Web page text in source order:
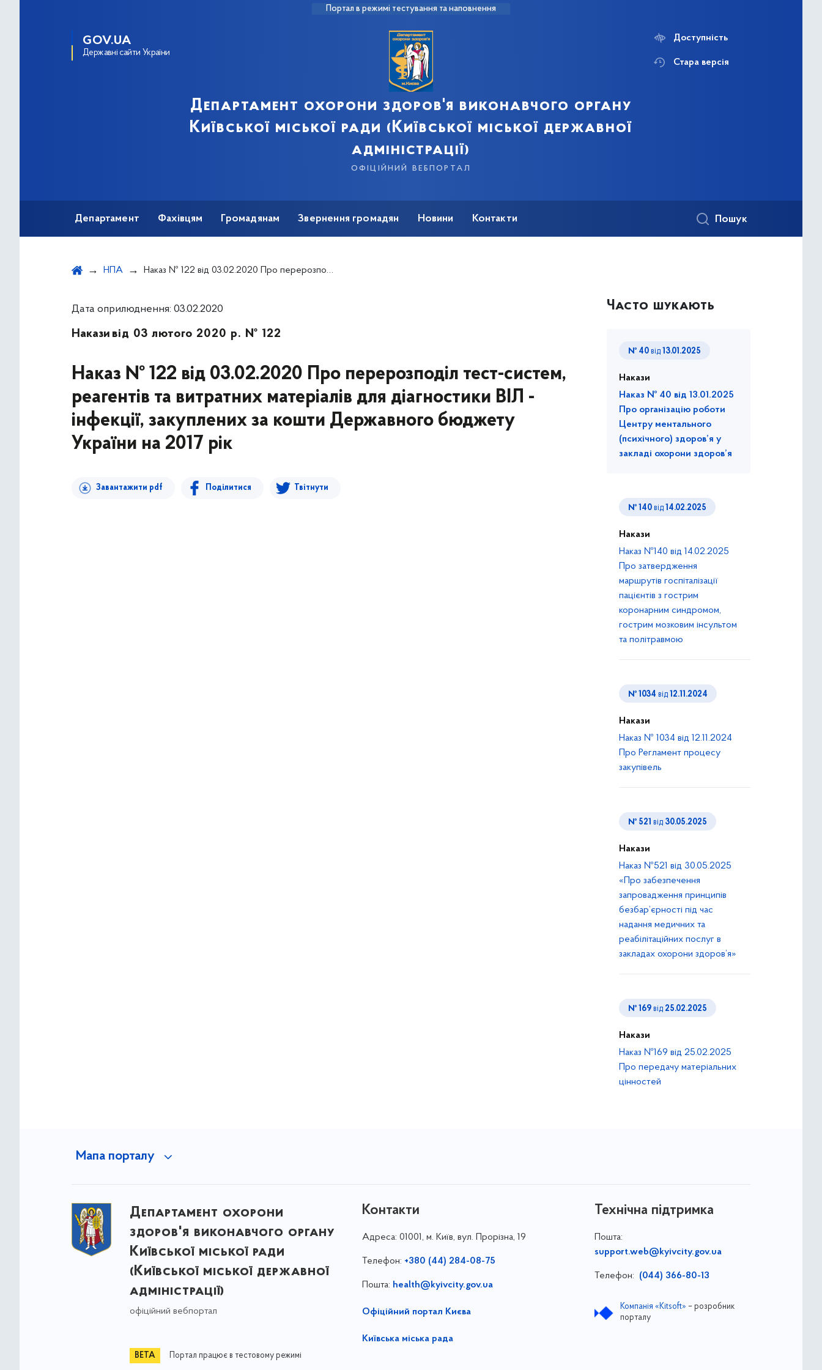
Портал в режимі тестування та наповнення
GOV.UA
Державні сайти України
Департамент охорони здоров'я виконавчого органу
Київської міської ради (Київської міської державної
адміністрації)
офіційний вебпортал
Доступність
Стара версія
Департамент Фахівцям Громадянам Звернення громадян Новини Контакти Пошук
НПА Наказ № 122 від 03.02.2020 Про перерозподіл тест-систем, реагентів та витратних матеріалів для діагностики ВІЛ - інфекції, закуплених за кошти Державного бюджету України на 2017 рік
Дата оприлюднення: 03.02.2020
Накази від 03 лютого 2020 р. № 122
Наказ № 122 від 03.02.2020 Про перерозподіл тест-систем,
реагентів та витратних матеріалів для діагностики ВІЛ -
інфекції, закуплених за кошти Державного бюджету
України на 2017 рік
Завантажити pdf Поділитися Твітнути
Часто шукають
№ 40 від 13.01.2025
Накази
Наказ № 40 від 13.01.2025
Про організацію роботи
Центру ментального
(психічного) здоров’я у
закладі охорони здоров’я
№ 140 від 14.02.2025
Накази
Наказ №140 від 14.02.2025
Про затвердження
маршрутів госпіталізації
пацієнтів з гострим
коронарним синдромом,
гострим мозковим інсультом
та політравмою
№ 1034 від 12.11.2024
Накази
Наказ № 1034 від 12.11.2024
Про Регламент процесу
закупівель
№ 521 від 30.05.2025
Накази
Наказ №521 від 30.05.2025
«Про забезпечення
запровадження принципів
безбар’єрності під час
надання медичних та
реабілітаційних послуг в
закладах охорони здоров’я»
№ 169 від 25.02.2025
Накази
Наказ №169 від 25.02.2025
Про передачу матеріальних
цінностей
Мапа порталу
Департамент охорони
здоров'я виконавчого органу
Київської міської ради
(Київської міської державної
адміністрації)
офіційний вебпортал
Портал працює в тестовому режимі
Контакти
Адреса: 01001, м. Київ, вул. Прорізна, 19
Телефон: +380 (44) 284-08-75
Пошта: health@kyivcity.gov.ua
Офіційний портал Києва
Київська міська рада
Технічна підтримка
Пошта:
support.web@kyivcity.gov.ua
Телефон: (044) 366-80-13
Компанія «Kitsoft» – розробник
порталу